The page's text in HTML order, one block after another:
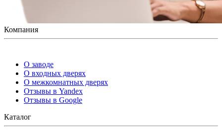
Компания
О заводе
О входных дверях
О межкомнатных дверях
Отзывы в Yandex
Отзывы в Google
Каталог